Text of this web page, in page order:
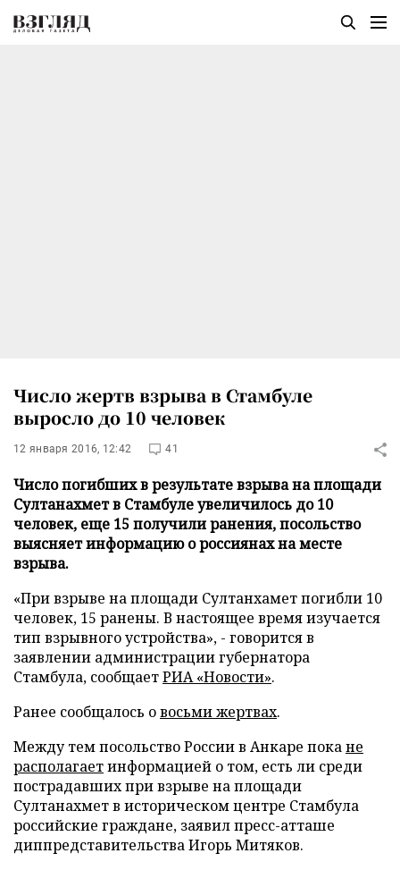
Число жертв взрыва в Стамбуле
выросло до 10 человек
12 января 2016, 12:42 41
Число погибших в результате взрыва на площади
Султанахмет в Стамбуле увеличилось до 10
человек, еще 15 получили ранения, посольство
выясняет информацию о россиянах на месте
взрыва.
«При взрыве на площади Султанхамет погибли 10
человек, 15 ранены. В настоящее время изучается
тип взрывного устройства», - говорится в
заявлении администрации губернатора
Стамбула, сообщаетРИА «Новости».
Ранее сообщалось овосьми жертвах.
Между тем посольство России в Анкаре покане
располагаетинформацией о том, есть ли среди
пострадавших при взрыве на площади
Султанахмет в историческом центре Стамбула
российские граждане, заявил пресс-атташе
диппредставительства Игорь Митяков.